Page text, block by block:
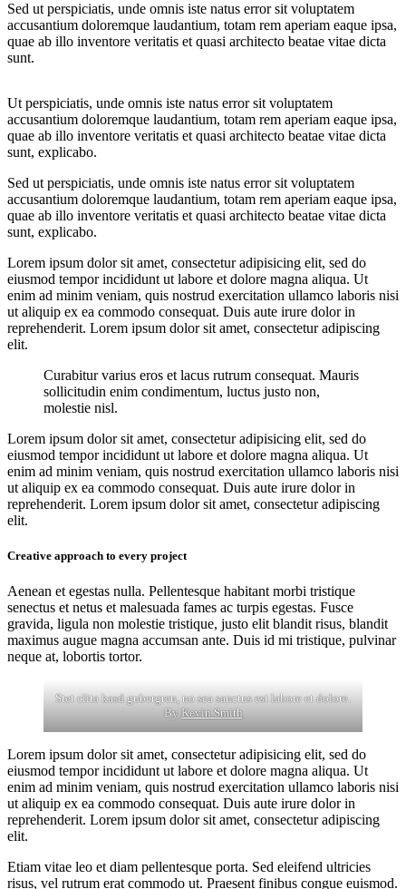
Sed ut perspiciatis, unde omnis iste natus error sit voluptatem
accusantium doloremque laudantium, totam rem aperiam eaque ipsa,
quae ab illo inventore veritatis et quasi architecto beatae vitae dicta
sunt.
Ut perspiciatis, unde omnis iste natus error sit voluptatem
accusantium doloremque laudantium, totam rem aperiam eaque ipsa,
quae ab illo inventore veritatis et quasi architecto beatae vitae dicta
sunt, explicabo.
Sed ut perspiciatis, unde omnis iste natus error sit voluptatem
accusantium doloremque laudantium, totam rem aperiam eaque ipsa,
quae ab illo inventore veritatis et quasi architecto beatae vitae dicta
sunt, explicabo.
Lorem ipsum dolor sit amet, consectetur adipisicing elit, sed do
eiusmod tempor incididunt ut labore et dolore magna aliqua. Ut
enim ad minim veniam, quis nostrud exercitation ullamco laboris nisi
ut aliquip ex ea commodo consequat. Duis aute irure dolor in
reprehenderit. Lorem ipsum dolor sit amet, consectetur adipiscing
elit.
Curabitur varius eros et lacus rutrum consequat. Mauris
sollicitudin enim condimentum, luctus justo non,
molestie nisl.
Lorem ipsum dolor sit amet, consectetur adipisicing elit, sed do
eiusmod tempor incididunt ut labore et dolore magna aliqua. Ut
enim ad minim veniam, quis nostrud exercitation ullamco laboris nisi
ut aliquip ex ea commodo consequat. Duis aute irure dolor in
reprehenderit. Lorem ipsum dolor sit amet, consectetur adipiscing
elit.
Creative approach to every project
Aenean et egestas nulla. Pellentesque habitant morbi tristique
senectus et netus et malesuada fames ac turpis egestas. Fusce
gravida, ligula non molestie tristique, justo elit blandit risus, blandit
maximus augue magna accumsan ante. Duis id mi tristique, pulvinar
neque at, lobortis tortor.
Stet clita kasd gubergren, no sea sanctus est labore et dolore.
ByKevin Smith
Lorem ipsum dolor sit amet, consectetur adipisicing elit, sed do
eiusmod tempor incididunt ut labore et dolore magna aliqua. Ut
enim ad minim veniam, quis nostrud exercitation ullamco laboris nisi
ut aliquip ex ea commodo consequat. Duis aute irure dolor in
reprehenderit. Lorem ipsum dolor sit amet, consectetur adipiscing
elit.
Etiam vitae leo et diam pellentesque porta. Sed eleifend ultricies
risus, vel rutrum erat commodo ut. Praesent finibus congue euismod.